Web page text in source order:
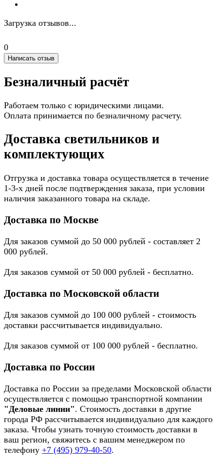
Загрузка отзывов...
0
Написать отзыв
Безналичный расчёт
Работаем только с юридическими лицами.
Оплата принимается по безналичному расчету.
Доставка светильников и
комплектующих
Отгрузка и доставка товара осуществляется в течение
1-3-х дней после подтверждения заказа, при условии
наличия заказанного товара на складе.
Доставка по Москве
Для заказов суммой до 50 000 рублей - составляет 2
000 рублей.
Для заказов суммой от 50 000 рублей - бесплатно.
Доставка по Московской области
Для заказов суммой до 100 000 рублей - стоимость
доставки рассчитывается индивидуально.
Для заказов суммой от 100 000 рублей - бесплатно.
Доставка по России
Доставка по России за пределами Московской области
осуществляется с помощью транспортной компании
"Деловые линии". Стоимость доставки в другие
города РФ рассчитывается индивидуально для каждого
заказа. Чтобы узнать точную стоимость доставки в
ваш регион, свяжитесь с вашим менеджером по
телефону +7 (495) 979-40-50.